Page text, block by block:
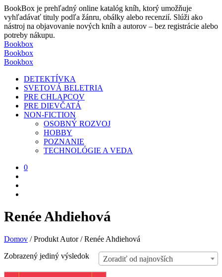
BookBox je prehľadný online katalóg kníh, ktorý umožňuje
vyhľadávať tituly podľa žánru, obálky alebo recenzií. Slúži ako
nástroj na objavovanie nových kníh a autorov – bez registrácie alebo
potreby nákupu.
Bookbox
Bookbox
Bookbox
DETEKTÍVKA
SVETOVÁ BELETRIA
PRE CHLAPCOV
PRE DIEVČATÁ
NON-FICTION
OSOBNÝ ROZVOJ
HOBBY
POZNANIE
TECHNOLÓGIE A VEDA
0
Renée Ahdiehová
Domov /Produkt Autor/Renée Ahdiehová
Zoradiť od najnovších
Zobrazený jediný výsledok